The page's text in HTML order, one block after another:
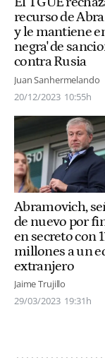
recurso de
y le mantiene
negra' de
contra Rusia
Juan Sanhermelando
20/12/2023 10:55h
Abramovich,
de nuevo por
en secreto con
millones a un
extranjero
Jaime Trujillo
29/03/2023 19:31h